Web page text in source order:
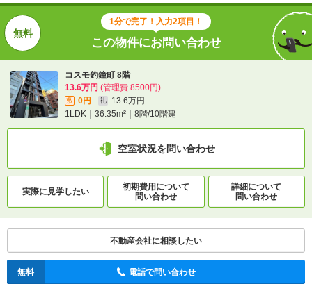
1分で完了！入力2項目！
この物件にお問い合わせ
コスモ釣鐘町 8階
13.6万円 (管理費 8500円)
敷 0円 礼
13.6万円
1LDK｜36.35m²｜8階/10階建
空室状況を問い合わせ
実際に見学したい
初期費用について
問い合わせ
詳細について
問い合わせ
不動産会社に相談したい
無料 電話で問い合わせ